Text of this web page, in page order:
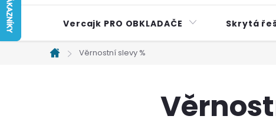
Vercajk PRO OBKLADAČE Skrytá
Domů
Věrnostní slevy %